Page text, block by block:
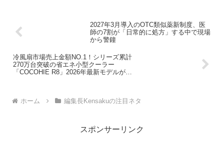
2027年3月導入のOTC類似薬新制度、医
師の7割が「日常的に処方」する中で現場
から警鐘
冷風扇市場売上金額NO.1！シリーズ累計
270万台突破の省エネ小型クーラー
「COCOHIE R8」2026年最新モデルが登
ホーム 編集長Kensakuの注目ネタ
スポンサーリンク